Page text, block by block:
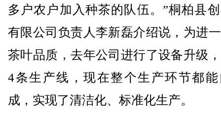
多户农户加入种茶的队伍。”桐柏县
有限公司负责人李新磊介绍说，为进
茶叶品质，去年公司进行了设备升级
4条生产线，现在整个生产环节都
成，实现了清洁化、标准化生产。